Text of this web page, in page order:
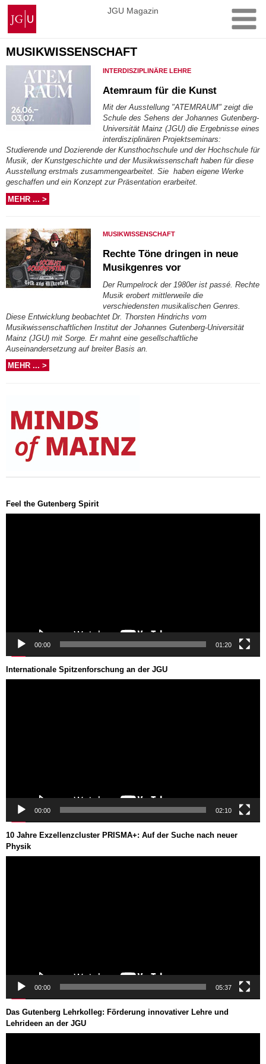
Zum
Inhalt
springen
Johannes
Gutenberg-
Universität
Mainz
JGU Magazin
MUSIKWISSENSCHAFT
INTERDISZIPLINÄRE LEHRE
Atemraum für die Kunst
Mit der Ausstellung "ATEMRAUM" zeigt die
Schule des Sehens der Johannes Gutenberg-
Universität Mainz (JGU) die Ergebnisse eines
interdisziplinären Projektseminars:
Studierende und Dozierende der Kunsthochschule und der Hochschule für
Musik, der Kunstgeschichte und der Musikwissenschaft haben für diese
Ausstellung erstmals zusammengearbeitet. Sie haben eigene Werke
geschaffen und ein Konzept zur Präsentation erarbeitet.
MEHR ... >
MUSIKWISSENSCHAFT
Rechte Töne dringen in neue
Musikgenres vor
Der Rumpelrock der 1980er ist passé. Rechte
Musik erobert mittlerweile die
verschiedensten musikalischen Genres.
Diese Entwicklung beobachtet Dr. Thorsten Hindrichs vom
Musikwissenschaftlichen Institut der Johannes Gutenberg-Universität
Mainz (JGU) mit Sorge. Er mahnt eine gesellschaftliche
Auseinandersetzung auf breiter Basis an.
MEHR ... >
Feel the Gutenberg Spirit
00:00 01:20
Internationale Spitzenforschung an der JGU
00:00 02:10
10 Jahre Exzellenzcluster PRISMA+: Auf der Suche nach neuer
Physik
00:00 05:37
Das Gutenberg Lehrkolleg: Förderung innovativer Lehre und
Lehrideen an der JGU